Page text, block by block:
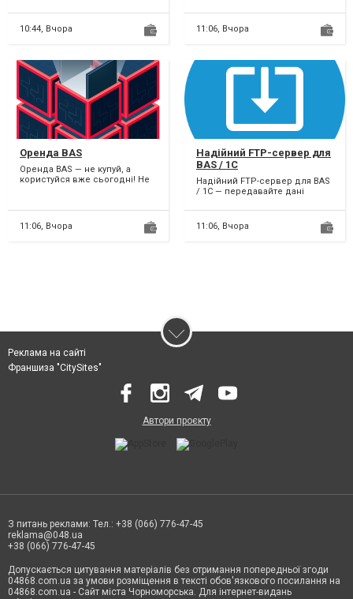
прикрашають приміщення...
10:44, Вчора
УкрПоштою? Забудьте про...
11:06, Вчора
Оренда BAS
Оренда BAS — не купуй, а
користуйся вже сьогодні! Не
11:06, Вчора
Надійний FTP-сервер для
BAS / 1C
Надійний FTP-сервер для BAS
/ 1C — передавайте дані
чи 1С і потрібно об...
11:06, Вчора
Реклама на сайті
Франшиза "CitySites"
Автори проєкту
З питань реклами: Тел.: +38 (066) 776-47-45
reklama@048.ua
+38 (066) 776-47-45
Допускається цитування матеріалів без отримання попередньої згоди
04868.com.ua за умови розміщення в тексті обов'язкового посилання на
04868.com.ua - Сайт міста Чорноморська. Для інтернет-видань